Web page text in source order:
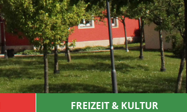
FREIZEIT & KULTUR